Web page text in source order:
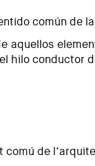
común de
aquellos
hilo conductor
de